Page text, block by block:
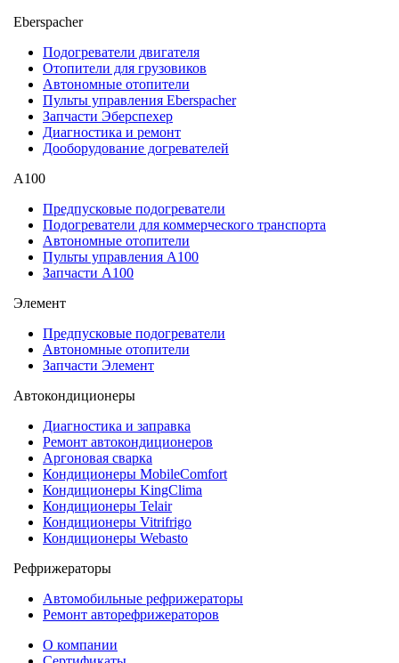
Eberspacher
Подогреватели двигателя
Отопители для грузовиков
Автономные отопители
Пульты управления Eberspacher
Запчасти Эберспехер
Диагностика и ремонт
Дооборудование догревателей
А100
Предпусковые подогреватели
Подогреватели для коммерческого транспорта
Автономные отопители
Пульты управления A100
Запчасти А100
Элемент
Предпусковые подогреватели
Автономные отопители
Запчасти Элемент
Автокондиционеры
Диагностика и заправка
Ремонт автокондиционеров
Аргоновая сварка
Кондиционеры MobileComfort
Кондиционеры KingClima
Кондиционеры Telair
Кондиционеры Vitrifrigo
Кондиционеры Webasto
Рефрижераторы
Автомобильные рефрижераторы
Ремонт авторефрижераторов
О компании